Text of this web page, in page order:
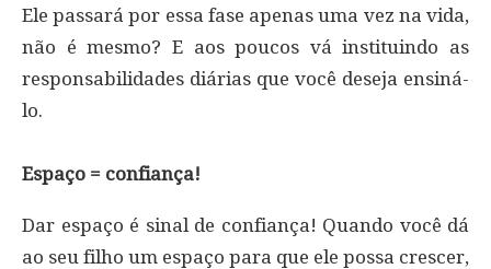
Ele passará por essa fase apenas uma vez na vida,
não é mesmo? E aos poucos vá instituindo as
responsabilidades diárias que você deseja ensiná-
lo.
Espaço = confiança!
Dar espaço é sinal de confiança! Quando você dá
ao seu filho um espaço para que ele possa crescer,